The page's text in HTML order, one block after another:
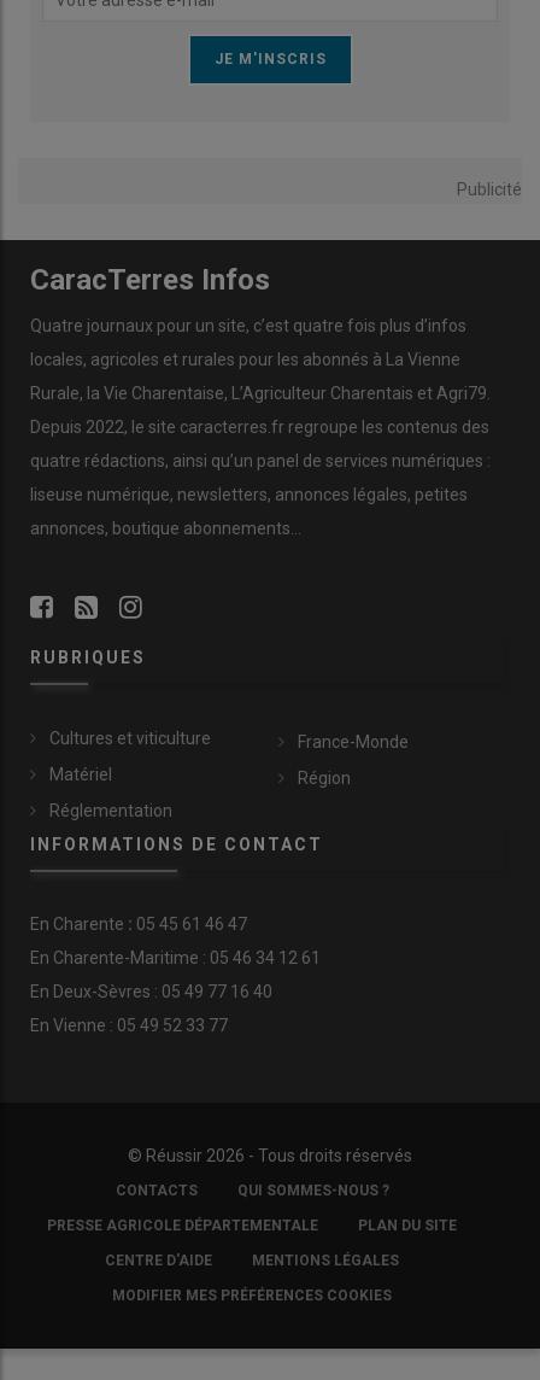
Publicité
CaracTerres Infos
Quatre journaux pour un site, c’est quatre fois plus d’infos
locales, agricoles et rurales pour les abonnés à La Vienne
Rurale, la Vie Charentaise, L’Agriculteur Charentais et Agri79.
Depuis 2022, le site caracterres.fr regroupe les contenus des
quatre rédactions, ainsi qu’un panel de services numériques :
liseuse numérique, newsletters, annonces légales, petites
annonces, boutique abonnements…
RUBRIQUES
Cultures et viticulture
Matériel
Réglementation
France-Monde
Région
INFORMATIONS DE CONTACT
En Charente : 05 45 61 46 47
En Charente-Maritime : 05 46 34 12 61
En Deux-Sèvres : 05 49 77 16 40
En Vienne : 05 49 52 33 77
© Réussir 2026 - Tous droits réservés
COPYRIGHTCONTACTS QUI SOMMES-NOUS ?
PRESSE AGRICOLE DÉPARTEMENTALE PLAN DU SITE
CENTRE D'AIDE MENTIONS LÉGALES
MODIFIER MES PRÉFÉRENCES COOKIES